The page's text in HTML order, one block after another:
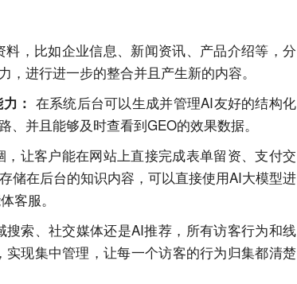
，比如企业信息、新闻资讯、产品介绍等，分
，进行进一步的整合并且产生新的内容。
： 在系统后台可以生成并管理AI友好的结构化
、并且能够及时查看到GEO的效果数据。
，让客户能在网站上直接完成表单留资、支付交
储在后台的知识内容，可以直接使用AI大模型进
客服。
搜索、社交媒体还是AI推荐，所有访客行为和线
现集中管理，让每一个访客的行为归集都清楚